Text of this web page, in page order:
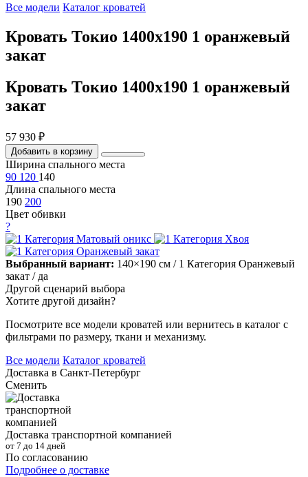
Все модели Каталог кроватей
Кровать Токио 1400х190 1 оранжевый
закат
Кровать Токио 1400х190 1 оранжевый
закат
57 930 ₽
Добавить в корзину
Ширина спального места
90 120 140
Длина спального места
190 200
Цвет обивки
?
Выбранный вариант: 140×190 см / 1 Категория Оранжевый
закат / да
Другой сценарий выбора
Хотите другой дизайн?
Посмотрите все модели кроватей или вернитесь в каталог с
фильтрами по размеру, ткани и механизму.
Все модели Каталог кроватей
Доставка в Санкт-Петербург
Сменить
Доставка транспортной компанией
от 7 до 14 дней
По согласованию
Подробнее о доставке